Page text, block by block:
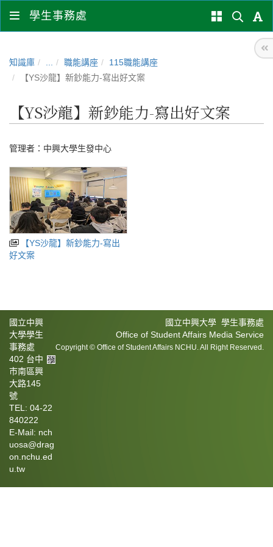
學生事務處
知識庫 職能講座
115職能講座
【YS沙龍】新鈔能力-寫出好文案
【YS沙龍】新鈔能力-寫出好文案
管理者： 中興大學生發中心
【YS沙龍】新鈔能力-寫出
好文案
國立中興大學 學生事務處
Office of Student Affairs Media Service
Copyright © Office of Student Affairs NCHU. All Right Reserved.
國立中興
大學學生
事務處
402 台中
市南區興
大路145
號
TEL: 04-22
840222
E-Mail: nch
uosa@drag
on.nchu.ed
u.tw